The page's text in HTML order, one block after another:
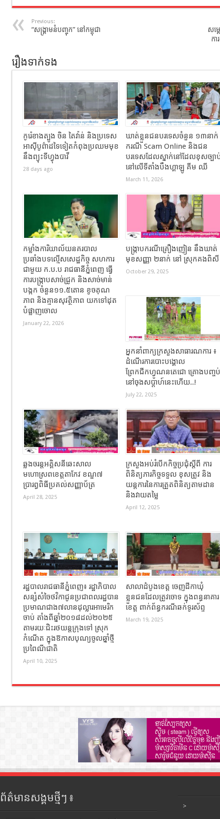
Previous:
“សង្រ្គាមនំបញ្ចុក” នៅកម្ពុជា
សម្
កា
រឿងទាក់ទង
កូរ៉េខាងត្បូង ចិន តៃវ៉ាន់ និងប្រទេស
អាស៊ីបូព៌ាដទៃទៀតកំពុងប្រឈមមុខ
នឹងព្យុះទីហ្វុងបាវី
28 days ago
ឃាត់ខ្លួនជនបរទេសចំនួន ១៣នាក់
ករណី Scam Online និងជន
បរទេសដែលស្នាក់នៅដែលខុសច្បា
នៅលើទីតាំងបឹងហ្គាឡូ គីម ឈី
March 11, 2026
កម្លាំងការិយាល័យនគរបាល
ប្រឆាំងបទល្មើសសេដ្ឋកិច្ច សហការ
ជាមួយ ក.ប.ប រាជធានីភ្នំពេញ ធ្វើ
ការបង្ក្រាបសាច់ជ្រូក និងសាច់មាន់
បង្កក ចំនួន១១.៥តោន ខូចគុណ
ភាព និងគ្មានសុវត្ថិភាព យកទៅដុត
បំផ្លាញចោល
January 22, 2026
បង្ក្រាបករណីគ្រឿងញៀន នឹងឃាត់
មុខសញ្ញា ២នាក់ នៅ ស្រុកគងពិ
October 29, 2025
អ្នកនាំពាក្យក្រសួងសាធារណការ ៖
ដំណើរការបោះបង្គោល
ព្រែកជីកហ្វូណនតេជោ គ្រោងបញ្ចប់
នៅចុងសប្តាហ៍នេះហើយ..!
July 22, 2025
ឆ្លងចរន្តអគ្គិសនីឆេះសាល
មហោស្រពខេត្តតាកែវ ខណ្ឌ៧
ប្រារព្ធពិធីប្រគល់សញ្ញាប័ត្រ
April 28, 2025
ក្រសួងអប់រំបើកកិច្ចប្រជុំស្តីពី ការ
ពិនិត្យភារកិច្ចទទួល ខុសត្រូវ និង
យន្តការនៃការត្រួតពិនិត្យតាមដាន
និងវាយតម្លៃ
April 12, 2025
រដ្ឋបាលរាជធានីភ្នំពេញ៖ រដ្ឋាភិបាល
សន្សំសំចៃថវិកាជូនប្រជាពលរដ្ឋបាន
ប្រមាណជាង៧លានដុល្លារអាមេរិក
ចាប់ តាំងពីឆ្នាំ២០១៨ដល់២០២៥
តាមរយៈជិះរថយន្ដក្រុងទៅ ស្រុក
កំណើត ក្នុងឱកាសបុណ្យចូលឆ្នាំថ្មី
ប្រពៃណីជាតិ
April 10, 2025
សាលាដំបូងខេត្ត ចេញដីកាឃុំ
ខ្លួនជនដែលត្រូវចោទ ក្នុងពន្ធនាគារ
ខេត្ត ពាក់ព័ន្ធករណីឆក់ទូរស័ព្ទ
March 19, 2025
ព័ត៌មានសង្គមថ្មីៗ ៖
>